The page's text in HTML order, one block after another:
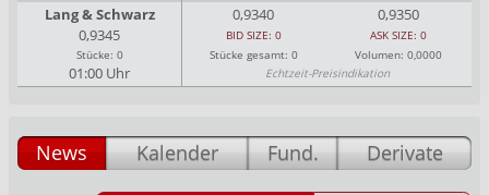
Lang & Schwarz 0,9340
0,9350
0,9345
BID SIZE: 0
ASK SIZE: 0
Stücke: 0
Stücke gesamt: 0 Volumen: 0,0000
01:00 Uhr Echtzeit-Preisindikation
News Kalender Fund. Derivate